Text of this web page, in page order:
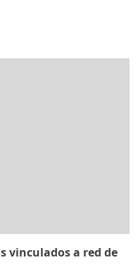
vinculados a red de